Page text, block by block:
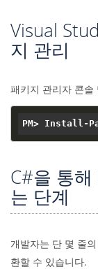
Visual
지 관리
패키지 관리자 콘솔
C#을 통해
는 단계
개발자는 단 몇 줄
환할 수 있습니다.